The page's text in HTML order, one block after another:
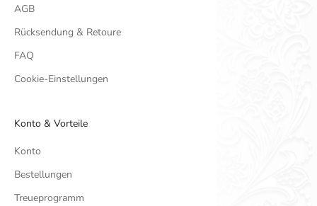
AGB
Rücksendung & Retoure
FAQ
Cookie-Einstellungen
Konto & Vorteile
Konto
Bestellungen
Treueprogramm